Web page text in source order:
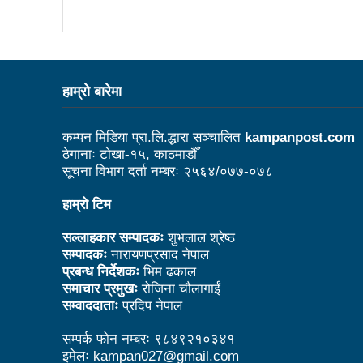
के छ रास्वपाका महामन्त्री डा
बेलकोटगढीको चौथो
ट्राफिक प्रहरीबाट कुटिए
उद्योगको प्रवर्द्धन र विस्तारका
चीन भ्रमणका क्रममा भएका
कसरी पाइनेछ बेलकोटगढीबासीले
काउन्सिलद्वारा परराष्ट्र मामिला
हाम्राे बारेमा
कम्पन मिडिया प्रा.लि.द्धारा सञ्चालित kampanpost.com
ठेगानाः टोखा-१५, काठमाडौँ
सूचना विभाग दर्ता नम्बरः २५६४/०७७-०७८
हाम्रो टिम
सल्लाहकार सम्पादकःशुभलाल श्रेष्ठ
सम्पादकःनारायणप्रसाद नेपाल
प्रबन्ध निर्देशकःभिम ढकाल
समाचार प्रमुखःरोजिना चौलागाईं
सम्वाददाताःप्रदिप नेपाल
सम्पर्क फोन नम्बरः ९८४९२१०३४१
इमेलः kampan027@gmail.com